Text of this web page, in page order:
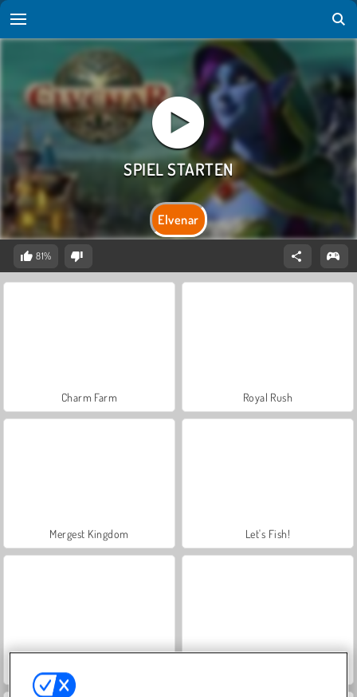
Elvenar
81%
Charm Farm Royal Rush
Mergest Kingdom Let's Fish!
Farm Merge Valley